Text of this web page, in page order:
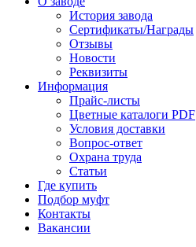
История завода
Сертификаты/Награды
Отзывы
Новости
Реквизиты
Информация
Прайс-листы
Цветные каталоги PDF
Условия доставки
Вопрос-ответ
Охрана труда
Статьи
Где купить
Подбор муфт
Контакты
Вакансии